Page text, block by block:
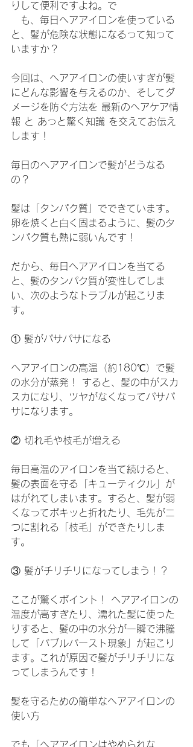
りして便利ですよね。で
も、毎日ヘアアイロンを使っている
と、髪が危険な状態になるって知って
いますか？
今回は、ヘアアイロンの使いすぎが髪
にどんな影響を与えるのか、そしてダ
メージを防ぐ方法を 最新のヘアケア情
報 と あっと驚く知識 を交えてお伝え
します！
毎日のヘアアイロンで髪がどうなる
の？
髪は「タンパク質」でできています。
卵を焼くと白く固まるように、髪のタ
ンパク質も熱に弱いんです！
だから、毎日ヘアアイロンを当てる
と、髪のタンパク質が変性してしま
い、次のようなトラブルが起こりま
す。
① 髪がパサパサになる
ヘアアイロンの高温（約180℃）で髪
の水分が蒸発！ すると、髪の中がスカ
スカになり、ツヤがなくなってパサパ
サになります。
② 切れ毛や枝毛が増える
毎日高温のアイロンを当て続けると、
髪の表面を守る「キューティクル」が
はがれてしまいます。すると、髪が弱
くなってポキッと折れたり、毛先が二
つに割れる「枝毛」ができたりしま
す。
③ 髪がチリチリになってしまう！？
ここが驚くポイント！ ヘアアイロンの
温度が高すぎたり、濡れた髪に使った
りすると、髪の中の水分が一瞬で沸騰
して「バブルバースト現象」が起こり
ます。これが原因で髪がチリチリにな
ってしまうんです！
髪を守るための簡単なヘアアイロンの
使い方
でも「ヘアアイロンはやめられな